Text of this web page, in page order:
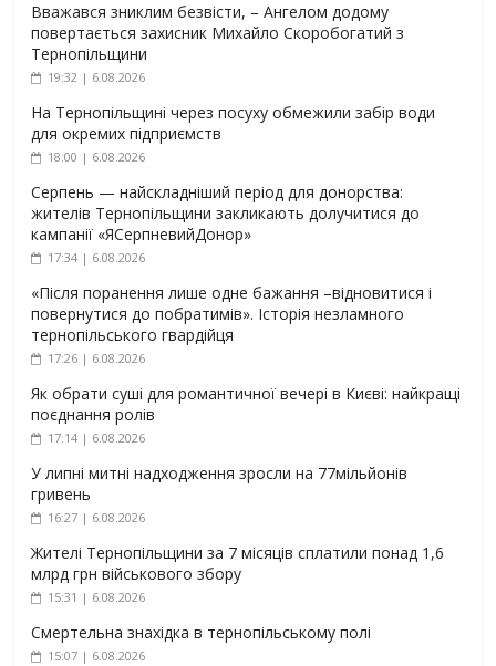
Вважався зниклим безвісти, – Ангелом додому
повертається захисник Михайло Скоробогатий з
Тернопільщини
19:32 | 6.08.2026
На Тернопільщині через посуху обмежили забір води
для окремих підприємств
18:00 | 6.08.2026
Серпень — найскладніший період для донорства:
жителів Тернопільщини закликають долучитися до
кампанії «ЯСерпневийДонор»
17:34 | 6.08.2026
«Після поранення лише одне бажання –відновитися і
повернутися до побратимів». Історія незламного
тернопільського гвардійця
17:26 | 6.08.2026
Як обрати суші для романтичної вечері в Києві: найкращі
поєднання ролів
17:14 | 6.08.2026
У липні митні надходження зросли на 77мільйонів
гривень
16:27 | 6.08.2026
Жителі Тернопільщини за 7 місяців сплатили понад 1,6
млрд грн військового збору
15:31 | 6.08.2026
Смертельна знахідка в тернопільському полі
15:07 | 6.08.2026